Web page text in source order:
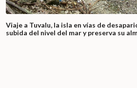
Viaje a Tuvalu, la isla en vías de
subida del nivel del mar y preserva su